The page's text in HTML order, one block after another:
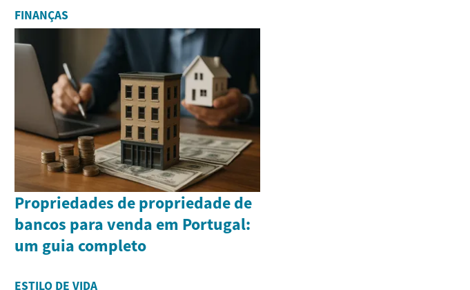
FINANÇAS
Propriedades de propriedade de
bancos para venda em Portugal:
um guia completo
ESTILO DE VIDA